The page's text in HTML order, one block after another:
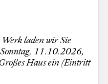
laden wir Sie
11.10.2026,
Haus ein (Eintritt